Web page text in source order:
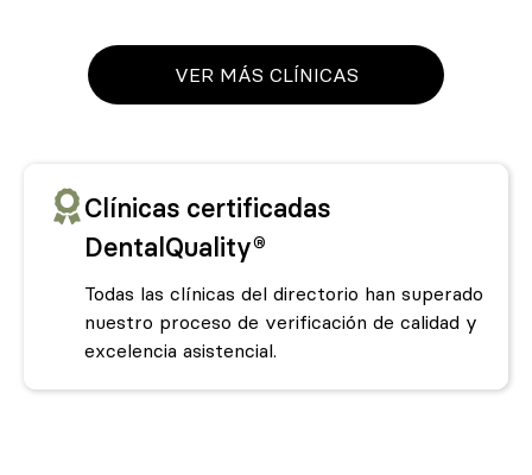
VER MÁS CLÍNICAS
Clínicas certificadas
DentalQuality®
Todas las clínicas del directorio han superado
nuestro proceso de verificación de calidad y
excelencia asistencial.